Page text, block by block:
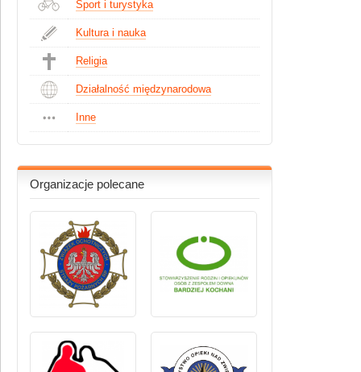
Sport i turystyka
Kultura i nauka
Religia
Działalność międzynarodowa
Inne
Organizacje polecane